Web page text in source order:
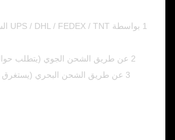
2 عن طريق الشحن الجوي (يتطلب حوالي 7 ~ 10 أيام للوصول).
3 عن طريق الشحن البحري (يستغرق حوالي 30 يومًا للوصول).